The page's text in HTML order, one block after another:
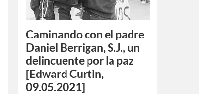
Caminando con el padre
Daniel Berrigan, S.J., un
delincuente por la paz
[Edward Curtin,
09.05.2021]